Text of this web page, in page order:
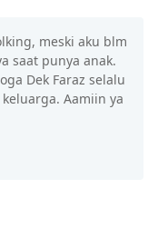
meski aku blm
saat punya anak.
Dek Faraz selalu
Aamiin ya